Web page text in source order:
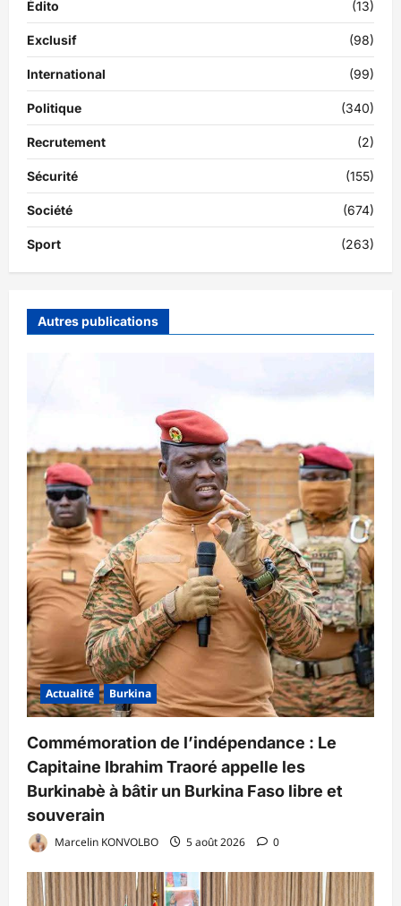
Édito (13)
Exclusif (98)
International (99)
Politique (340)
Recrutement (2)
Sécurité (155)
Société (674)
Sport (263)
Autres publications
Actualité Burkina
Commémoration de l’indépendance : Le
Capitaine Ibrahim Traoré appelle les
Burkinabè à bâtir un Burkina Faso libre et
souverain
Marcelin KONVOLBO 5 août 2026 0